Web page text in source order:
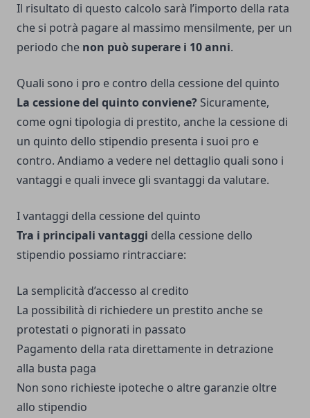
Il risultato di questo calcolo sarà l’importo della rata
che si potrà pagare al massimo mensilmente, per un
periodo che non può superare i 10 anni.
Quali sono i pro e contro della cessione del quinto
La cessione del quinto conviene? Sicuramente,
come ogni tipologia di prestito, anche la cessione di
un quinto dello stipendio presenta i suoi pro e
contro. Andiamo a vedere nel dettaglio quali sono i
vantaggi e quali invece gli svantaggi da valutare.
I vantaggi della cessione del quinto
Tra i principali vantaggi della cessione dello
stipendio possiamo rintracciare:
La semplicità d’accesso al credito
La possibilità di richiedere un prestito anche se
protestati o pignorati in passato
Pagamento della rata direttamente in detrazione
alla busta paga
Non sono richieste ipoteche o altre garanzie oltre
allo stipendio